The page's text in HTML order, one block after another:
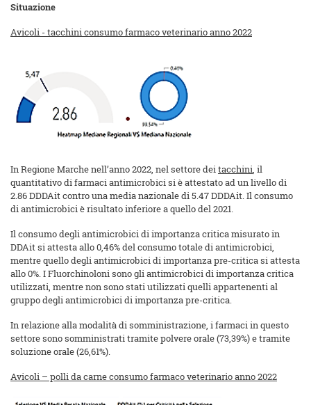
Situazione
Avicoli - tacchini consumo farmaco veterinario anno 2022
In Regione Marche nell’anno 2022, nel settore deitacchini, il
quantitativo di farmaci antimicrobici si è attestato ad un livello di
2.86 DDDAit contro una media nazionale di 5.47 DDDAit. Il consumo
di antimicrobici è risultato inferiore a quello del 2021.
Il consumo degli antimicrobici di importanza critica misurato in
DDAit si attesta allo 0,46% del consumo totale di antimicrobici,
mentre quello degli antimicrobici di importanza pre-critica si attesta
allo 0%. I Fluorchinoloni sono gli antimicrobici di importanza critica
utilizzati, mentre non sono stati utilizzati quelli appartenenti al
gruppo degli antimicrobici di importanza pre-critica.
In relazione alla modalità di somministrazione, i farmaci in questo
settore sono somministrati tramite polvere orale (73,39%) e tramite
soluzione orale (26,61%).
Avicoli – polli da carne consumo farmaco veterinario anno 2022